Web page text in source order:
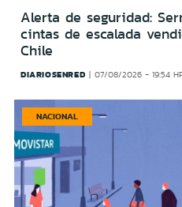
Alerta de seguridad:
cintas de escalada
Chile
DIARIOSENRED 07/08/2026 - 19:54
NACIONAL